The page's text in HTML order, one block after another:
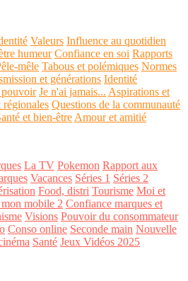
Valeurs Influence au quotidien
humeur Confiance en soi Rapports
mêle Tabous et polémiques Normes
et générations Identité
Je n'ai jamais... Aspirations et
régionales Questions de la communauté
et bien-être Amour et amitié
La TV Pokemon Rapport aux
Vacances Séries 1 Séries 2
Food, distri Tourisme Moi et
mobile 2 Confiance marques et
Visions Pouvoir du consommateur
Conso online Seconde main Nouvelle
Santé Jeux Vidéos 2025